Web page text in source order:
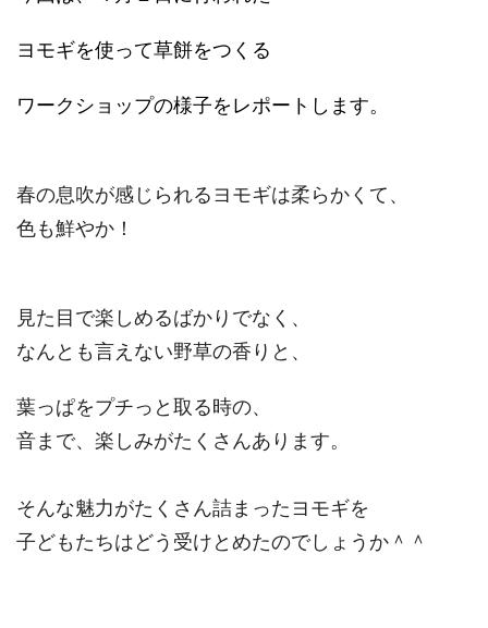
ヨモギを使って草餅をつくる
ワークショップの様子をレポートします。
春の息吹が感じられるヨモギは柔らかくて、
色も鮮やか！
見た目で楽しめるばかりでなく、
なんとも言えない野草の香りと、
葉っぱをプチっと取る時の、
音まで、楽しみがたくさんあります。
そんな魅力がたくさん詰まったヨモギを
子どもたちはどう受けとめたのでしょうか＾＾